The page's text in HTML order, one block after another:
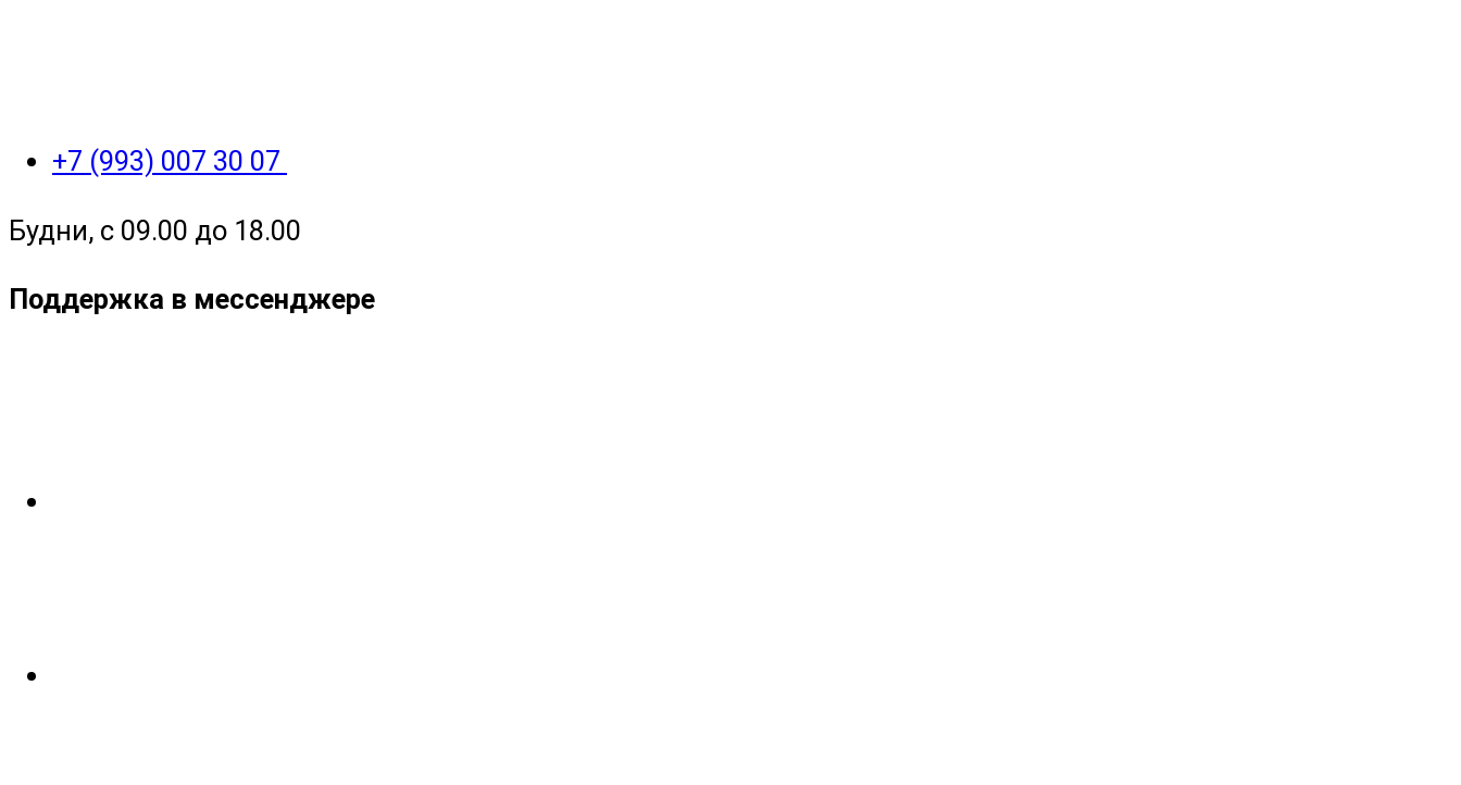
+7 (993) 007 30 07
Будни, с 09.00 до 18.00
Поддержка в мессенджере